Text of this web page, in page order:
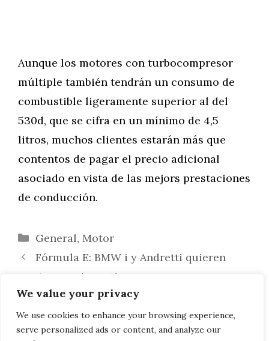
We value your privacy
We use cookies to enhance your browsing experience,
serve personalized ads or content, and analyze our
Aunque los motores con turbocompresor
múltiple también tendrán un consumo de
combustible ligeramente superior al del
530d, que se cifra en un mínimo de 4,5
litros, muchos clientes estarán más que
contentos de pagar el precio adicional
asociado en vista de las mejors prestaciones
de conducción.
Categorías
General, Motor
Fórmula E: BMW i y Andretti quieren
puntuar en Argentina
BMW Alpina B5 2017: un vídeo muestra la
potencia del G30 antes de su debut en
Ginebra